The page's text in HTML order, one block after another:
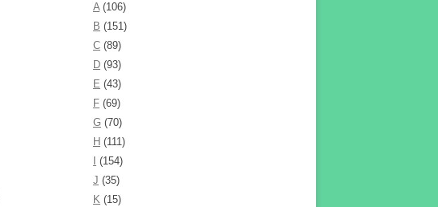
A(106)
B (151)
C (89)
D (93)
E (43)
F (69)
G (70)
H (111)
(154)
J (35)
K (15)